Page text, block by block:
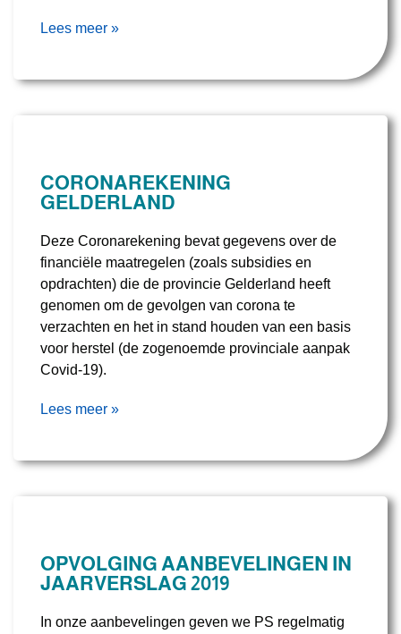
Lees meer »
CORONAREKENING
GELDERLAND
Deze Coronarekening bevat gegevens over de
financiële maatregelen (zoals subsidies en
opdrachten) die de provincie Gelderland heeft
genomen om de gevolgen van corona te
verzachten en het in stand houden van een basis
voor herstel (de zogenoemde provinciale aanpak
Covid-19).
Lees meer »
OPVOLGING AANBEVELINGEN IN
JAARVERSLAG 2019
In onze aanbevelingen geven we PS regelmatig